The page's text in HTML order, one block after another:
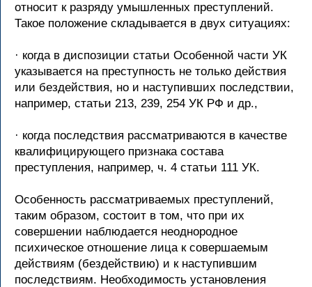
относит к разряду умышленных преступлений.
Такое положение складывается в двух ситуациях:
· когда в диспозиции статьи Особенной части УК
указывается на преступность не только действия
или бездействия, но и наступивших последствии,
например, статьи 213, 239, 254 УК РФ и др.,
· когда последствия рассматриваются в качестве
квалифицирующего признака состава
преступления, например, ч. 4 статьи 111 УК.
Особенность рассматриваемых преступлений,
таким образом, состоит в том, что при их
совершении наблюдается неоднородное
психическое отношение лица к совершаемым
действиям (бездействию) и к наступившим
последствиям. Необходимость установления